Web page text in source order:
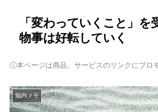
「変わっていくこと」を
物事は好転していく
ⓘ本ページは商品、サービスのリンクにプロ
脳内メモ